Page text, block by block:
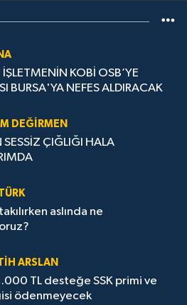
İŞLETMENİN KOBİ OSB’YE
BURSA'YA NEFES ALDIRACAK
DEĞIRMEN
SESSİZ ÇIĞLIĞI HALA
aslında ne
ARSLAN
TL desteğe SSK primi ve
ödenmeyecek